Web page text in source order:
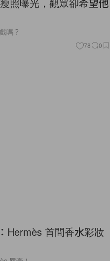
嗎？
78 0
Hermès 首間香水彩妝